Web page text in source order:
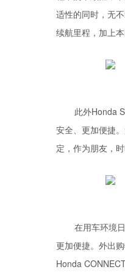
适性的同时，无
续航里程，加上
此外Honda
安全、更加便捷
定，作为朋友，
在用车环境
更加便捷。外出
Honda